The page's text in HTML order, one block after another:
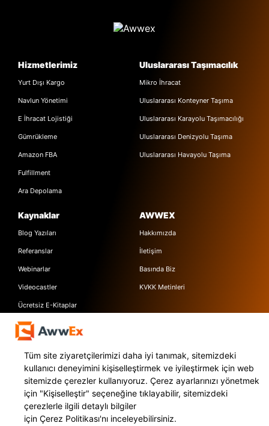
Hizmetlerimiz
Yurt Dışı Kargo
Navlun Yönetimi
E İhracat Lojistiği
Gümrükleme
Amazon FBA
Fulfillment
Ara Depolama
Uluslararası Taşımacılık
Mikro İhracat
Uluslararası Konteyner Taşıma
Uluslararası Karayolu Taşımacılığı
Uluslararası Denizyolu Taşıma
Uluslararası Havayolu Taşıma
Özellikler
Express Kargo Servis
Awwex Nedir?
Entegrasyonlar
Kaynaklar
Blog Yazıları
Referanslar
Webinarlar
Videocastler
Ücretsiz E-Kitaplar
Destek Merkezi
Sıkça Sorulan Sorular
AWWEX
Hakkımızda
İletişim
Basında Biz
KVKK Metinleri
Tüm site ziyaretçilerimizi daha iyi tanımak, sitemizdeki
kullanıcı deneyimini kişiselleştirmek ve iyileştirmek için web
sitemizde çerezler kullanıyoruz. Çerez ayarlarınızı yönetmek
için "Kişiselleştir" seçeneğine tıklayabilir, sitemizdeki
çerezlerle ilgili detaylı bilgiler
için Çerez Politikası'nı inceleyebilirsiniz.